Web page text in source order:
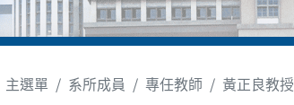
主選單 系所成員 專任教師 黃正良教授